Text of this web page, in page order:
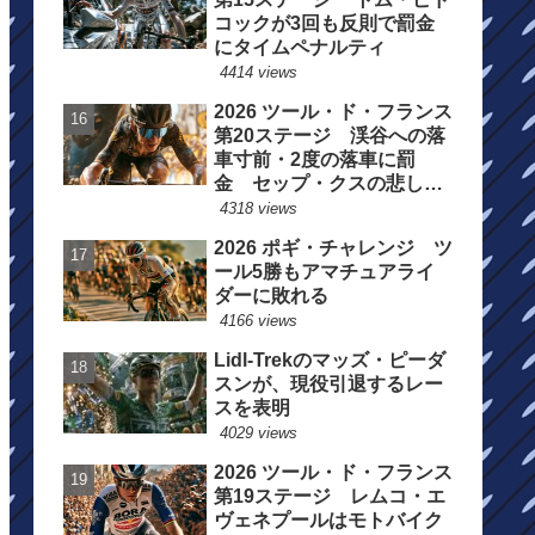
コックが3回も反則で罰金
にタイムペナルティ
4414 views
2026 ツール・ド・フランス
第20ステージ 渓谷への落
車寸前・2度の落車に罰
金 セップ・クスの悲しい
一日
4318 views
2026 ポギ・チャレンジ ツ
ール5勝もアマチュアライ
ダーに敗れる
4166 views
Lidl-Trekのマッズ・ピーダ
スンが、現役引退するレー
スを表明
4029 views
2026 ツール・ド・フランス
第19ステージ レムコ・エ
ヴェネプールはモトバイク